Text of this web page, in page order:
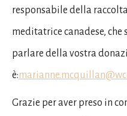
responsabile della
meditatrice canadese,
parlare della vostra
è:
Grazie per aver preso in